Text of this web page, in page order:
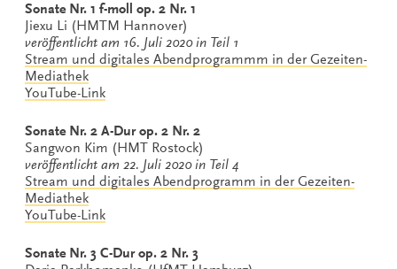
Sonate Nr. 1 f-moll op. 2 Nr. 1
Jiexu Li (HMTM Hannover)
veröffentlicht am 16. Juli 2020 in Teil 1
Stream und digitales Abendprogrammm in der Gezeiten-
Mediathek
YouTube-Link
Sonate Nr. 2 A-Dur op. 2 Nr. 2
Sangwon Kim (HMT Rostock)
veröffentlicht am 22. Juli 2020 in Teil 4
Stream und digitales Abendprogramm in der Gezeiten-
Mediathek
YouTube-Link
Sonate Nr. 3 C-Dur op. 2 Nr. 3